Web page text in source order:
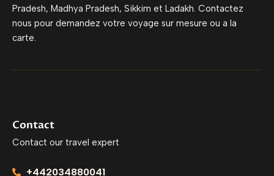
Pradesh, Madhya Pradesh, Sikkim et Ladakh. Contactez
nous pour demandez votre voyage sur mesure ou a la
carte.
Contact
Contact our travel expert
+442034880041